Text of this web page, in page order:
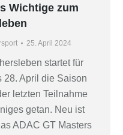
Wichtige zum
25. April 2024
startet für
28. April die Saison
letzten Teilnahme
getan. Neu ist
ADAC GT Masters